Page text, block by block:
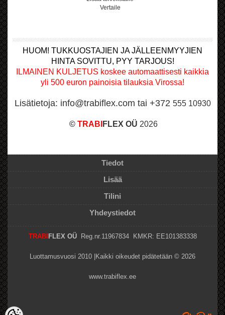
Vertaile
HUOM! TUKKUOSTAJIEN JA JÄLLEENMYYJIEN
HINTA SOVITTU, PYY TARJOUS!
ILMAINEN KULJETUS koskee automaattisesti kaikkia
yli 500 euron painoisia tilauksia Virossa!
Lisätietoja: info@trabiflex.com tai +372 555 10930
© TRABI FLEX OÜ 2026
Tiedot
Lisää
Tilini
Yhdeystiedot
TRABI FLEX OÜReg.nr.11967834 KMKR: EE101383338
Luottamusvuosi 2010 |Kaikki oikeudet pidätetään © 2026
www.trabiflex.ee